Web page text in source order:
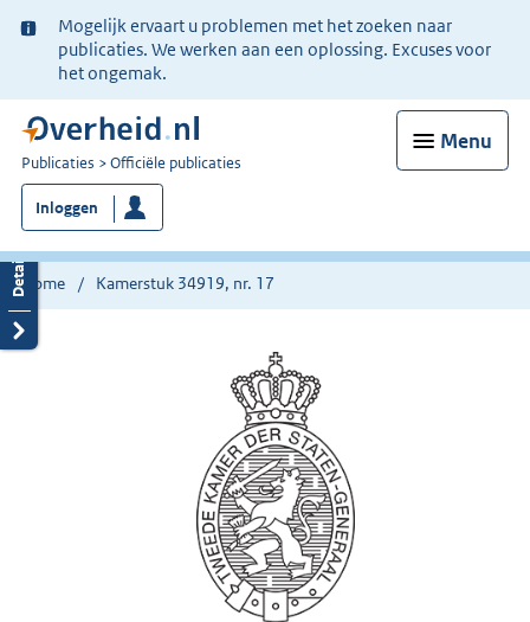
Ter
informatie:
Mogelijk ervaart u problemen met het zoeken naar
publicaties. We werken aan een oplossing. Excuses voor
het ongemak.
Menu
U
bent
nu
hier:
Publicaties Officiële publicaties
Inloggen
Home Kamerstuk 34919, nr. 17